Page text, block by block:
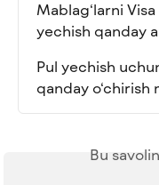
Mablag‘larni
yechish qanday
Pul yechish
qanday o‘chirish
Bu